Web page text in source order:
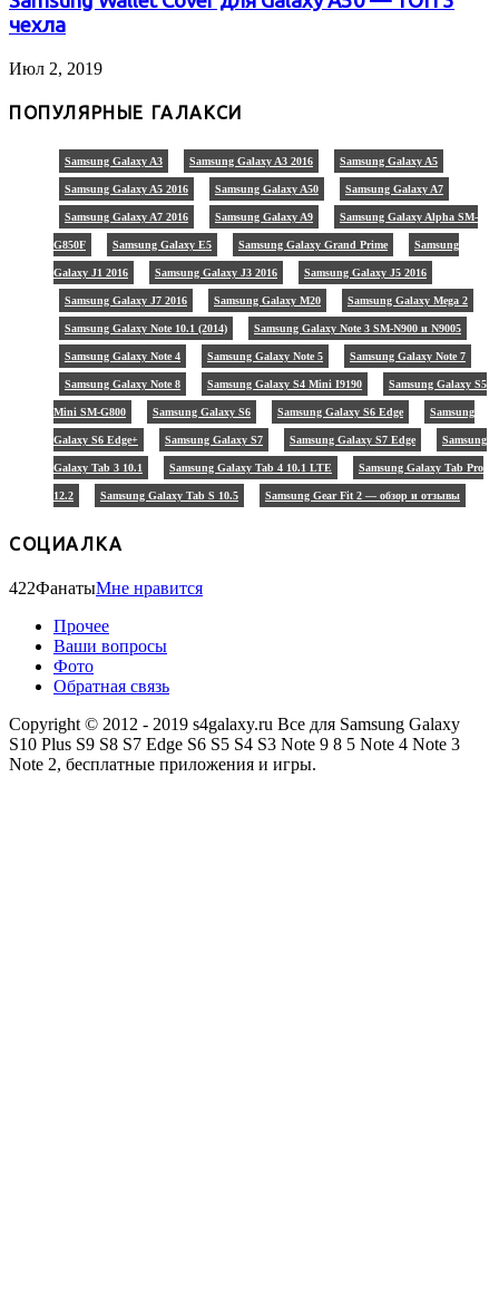
чехла
Июл 2, 2019
ПОПУЛЯРНЫЕ ГАЛАКСИ
Samsung Galaxy A3 Samsung Galaxy A3 2016 Samsung Galaxy A5
Samsung Galaxy A5 2016 Samsung Galaxy A50 Samsung Galaxy A7
Samsung Galaxy A7 2016 Samsung Galaxy A9 Samsung Galaxy Alpha SM-
G850F Samsung Galaxy E5 Samsung Galaxy Grand Prime Samsung
Galaxy J1 2016 Samsung Galaxy J3 2016 Samsung Galaxy J5 2016
Samsung Galaxy J7 2016 Samsung Galaxy M20 Samsung Galaxy Mega 2
Samsung Galaxy Note 10.1 (2014) Samsung Galaxy Note 3 SM-N900 и N9005
Samsung Galaxy Note 4 Samsung Galaxy Note 5 Samsung Galaxy Note 7
Samsung Galaxy Note 8 Samsung Galaxy S4 Mini I9190 Samsung Galaxy S5
Mini SM-G800 Samsung Galaxy S6 Samsung Galaxy S6 Edge Samsung
Galaxy S6 Edge+ Samsung Galaxy S7 Samsung Galaxy S7 Edge Samsung
Galaxy Tab 3 10.1 Samsung Galaxy Tab 4 10.1 LTE Samsung Galaxy Tab Pro
12.2 Samsung Galaxy Tab S 10.5 Samsung Gear Fit 2 — обзор и отзывы
СОЦИАЛКА
422ФанатыМне нравится
Прочее
Ваши вопросы
Фото
Обратная связь
Copyright © 2012 - 2019 s4galaxy.ru Все для Samsung Galaxy
S10 Plus S9 S8 S7 Edge S6 S5 S4 S3 Note 9 8 5 Note 4 Note 3
Note 2, бесплатные приложения и игры.